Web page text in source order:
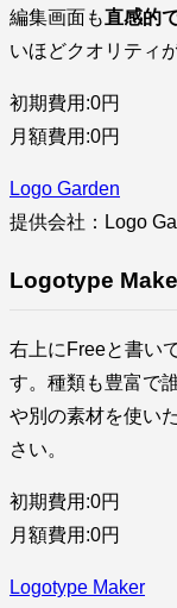
編集画面も直感的
いほどクオリティ
初期費用:0円
月額費用:0円
Logo Garden
提供会社：Logo
Logotype
右上にFreeと書い
す。種類も豊富で
や別の素材を使い
さい。
初期費用:0円
月額費用:0円
Logotype Maker